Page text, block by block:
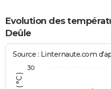
Forum
Aménagement intérieur
Extérieur
Cuisine
Salle de bains
Jardinage
Rangement
+WEEK-END
Guides de France
Escapades
Patrimoine
Expositions
Musées
Week-end nature
+
Art de vivre
Bien-être
Loisirs
Mode
Modes de vie
Alimentation
Guide de la santé
Maladies
Médicaments
Sommeil
VOYAGE
Evolution des
Deûle
Source : Linternaute.com
30